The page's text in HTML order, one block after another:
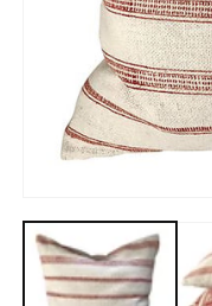
medie
modal